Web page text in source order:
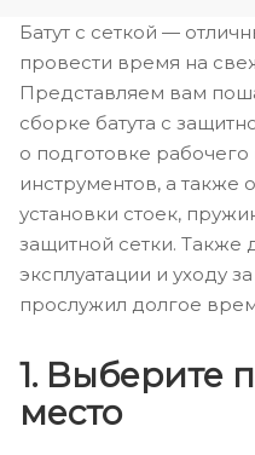
Батут с сеткой —
провести время на
Представляем вам
сборке батута с
о подготовке
инструментов, а также
установки стоек,
защитной сетки. Также
эксплуатации и уходу
прослужил долгое
1. Выберите
место